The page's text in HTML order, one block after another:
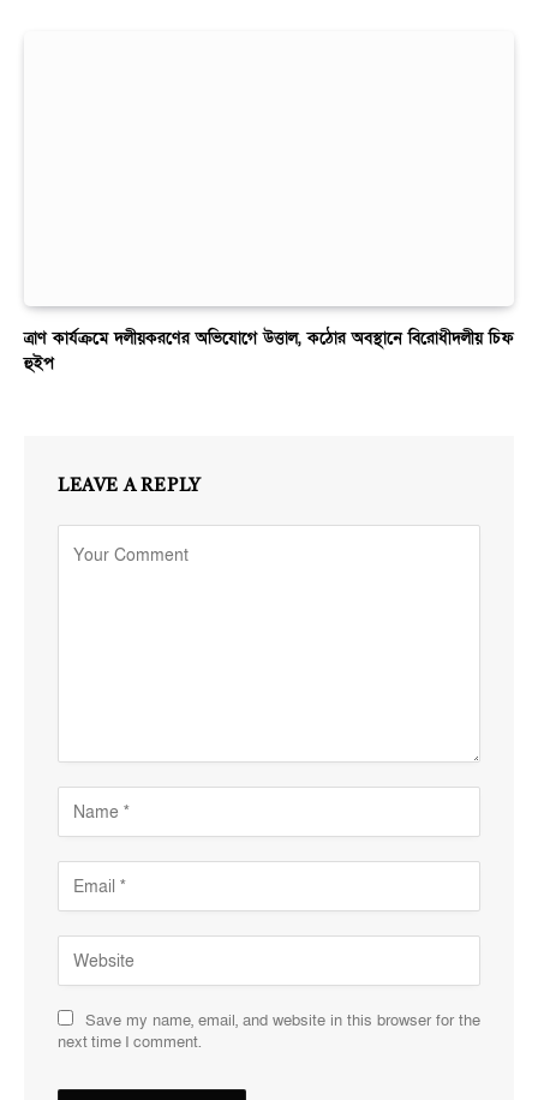
ত্রাণ কার্যক্রমে দলীয়করণের অভিযোগে উত্তাল, কঠোর অবস্থানে বিরোধীদলীয় চিফ
হুইপ
LEAVE A REPLY
Save my name, email, and website in this browser for the
next time I comment.